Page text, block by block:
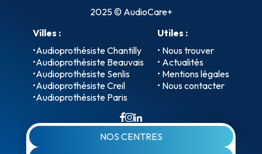
NOS CENTRES
2025 © AudioCare+
Villes :
•Audioprothésiste Chantilly
•Audioprothésiste Beauvais
•Audioprothésiste Senlis
•Audioprothésiste Creil
•Audioprothésiste Paris
Utiles :
• Nous trouver
• Actualités
• Mentions légales
• Nous contacter